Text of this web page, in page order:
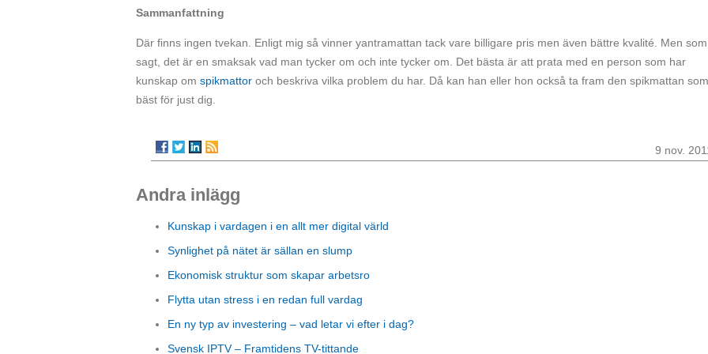
Sammanfattning
Där finns ingen tvekan. Enligt mig så vinner yantramattan tack vare billigare pris men även bättre kvalité. Men som
sagt, det är en smaksak vad man tycker om och inte tycker om. Det bästa är att prata med en person som har
kunskap om spikmattor och beskriva vilka problem du har. Då kan han eller hon också ta fram den spikmattan
bäst för just dig.
9 nov.
Andra inlägg
Kunskap i vardagen i en allt mer digital värld
Synlighet på nätet är sällan en slump
Ekonomisk struktur som skapar arbetsro
Flytta utan stress i en redan full vardag
En ny typ av investering – vad letar vi efter i dag?
Svensk IPTV – Framtidens TV-tittande